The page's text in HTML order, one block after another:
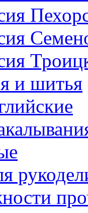
и шитья